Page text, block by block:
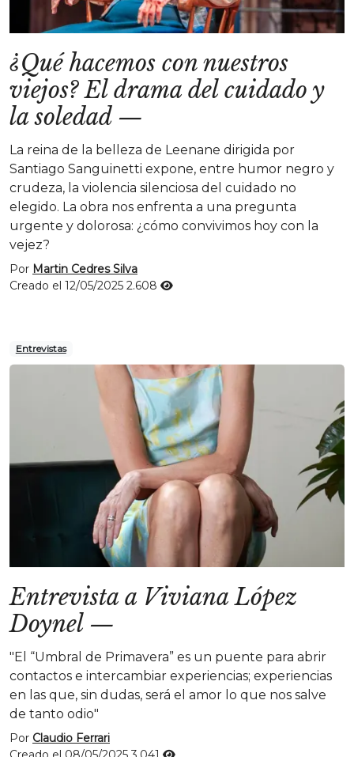
¿Qué hacemos con nuestros
viejos? El drama del cuidado y
la soledad—
La reina de la belleza de Leenane dirigida por
Santiago Sanguinetti expone, entre humor negro y
crudeza, la violencia silenciosa del cuidado no
elegido. La obra nos enfrenta a una pregunta
urgente y dolorosa: ¿cómo convivimos hoy con la
vejez?
Por Martin Cedres Silva
Creado el 12/05/2025 2.608
Entrevistas
Entrevista a Viviana López
Doynel—
"El “Umbral de Primavera” es un puente para abrir
contactos e intercambiar experiencias; experiencias
en las que, sin dudas, será el amor lo que nos salve
de tanto odio"
Por Claudio Ferrari